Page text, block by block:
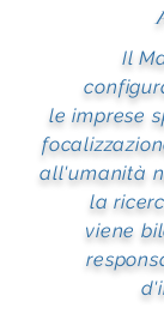
Il
leimprese
all'umanità
la
viene
d'